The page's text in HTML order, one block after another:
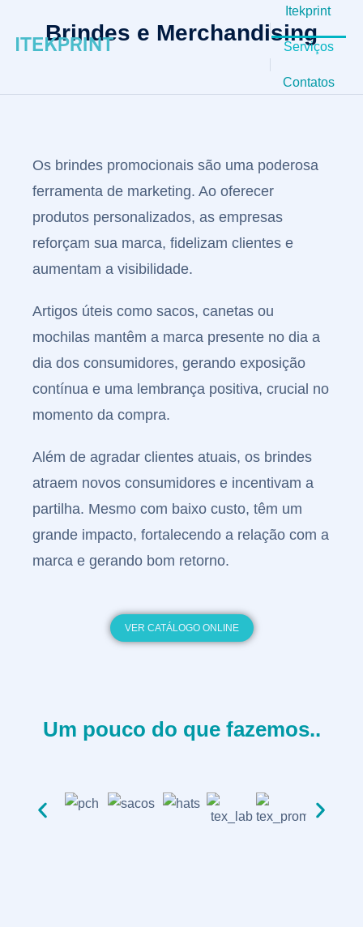
Itekprint
Serviços
Brindes
Formato
Contatos
Brindes e Merchandising
Os brindes promocionais são uma poderosa
ferramenta de marketing. Ao oferecer
produtos personalizados, as empresas
reforçam sua marca, fidelizam clientes e
aumentam a visibilidade.
Artigos úteis como sacos, canetas ou
mochilas mantêm a marca presente no dia a
dia dos consumidores, gerando exposição
contínua e uma lembrança positiva, crucial no
momento da compra.
Além de agradar clientes atuais, os brindes
atraem novos consumidores e incentivam a
partilha. Mesmo com baixo custo, têm um
grande impacto, fortalecendo a relação com a
marca e gerando bom retorno.
VER CATÁLOGO ONLINE
Um pouco do que fazemos..